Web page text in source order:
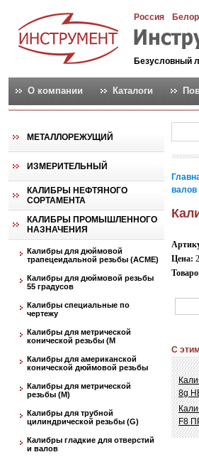
Россия
Безусловный
О компании Каталоги
МЕТАЛЛОРЕЖУЩИЙ
ИЗМЕРИТЕЛЬНЫЙ
КАЛИБРЫ НЕФТЯНОГО
СОРТАМЕНТА
КАЛИБРЫ ПРОМЫШЛЕННОГО
НАЗНАЧЕНИЯ
Калибры для дюймовой
трапецеидальной резьбы (АСМЕ)
Калибры для дюймовой резьбы
55 градусов
Калибры специальные по
чертежу
Калибры для метрической
конической резьбы (М
Калибры для американской
конической дюймовой резьбы
Калибры для метрической
резьбы (М)
Калибры для трубной
цилиндрической резьбы (G)
Калибры гладкие для отверстий
и валов
валов
Цена:
С
8g
F8